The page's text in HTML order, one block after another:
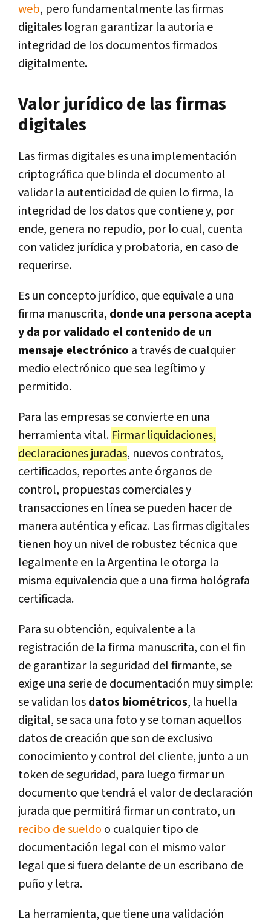
web, pero fundamentalmente las firmas
digitales logran garantizar la autoría e
integridad de los documentos firmados
digitalmente.
Valor jurídico de las firmas
digitales
Las firmas digitales es una implementación
criptográfica que blinda el documento al
validar la autenticidad de quien lo firma, la
integridad de los datos que contiene y, por
ende, genera no repudio, por lo cual, cuenta
con validez jurídica y probatoria, en caso de
requerirse.
Es un concepto jurídico, que equivale a una
firma manuscrita, donde una persona acepta
y da por validado el contenido de un
mensaje electrónico a través de cualquier
medio electrónico que sea legítimo y
permitido.
Para las empresas se convierte en una
herramienta vital. Firmar liquidaciones,
declaraciones juradas, nuevos contratos,
certificados, reportes ante órganos de
control, propuestas comerciales y
transacciones en línea se pueden hacer de
manera auténtica y eficaz. Las firmas digitales
tienen hoy un nivel de robustez técnica que
legalmente en la Argentina le otorga la
misma equivalencia que a una firma hológrafa
certificada.
Para su obtención, equivalente a la
registración de la firma manuscrita, con el fin
de garantizar la seguridad del firmante, se
exige una serie de documentación muy simple:
se validan losdatos biométricos, la huella
digital, se saca una foto y se toman aquellos
datos de creación que son de exclusivo
conocimiento y control del cliente, junto a un
token de seguridad, para luego firmar un
documento que tendrá el valor de declaración
jurada que permitirá firmar un contrato, un
recibo de sueldo o cualquier tipo de
documentación legal con el mismo valor
legal que si fuera delante de un escribano de
puño y letra.
La herramienta, que tiene una validación